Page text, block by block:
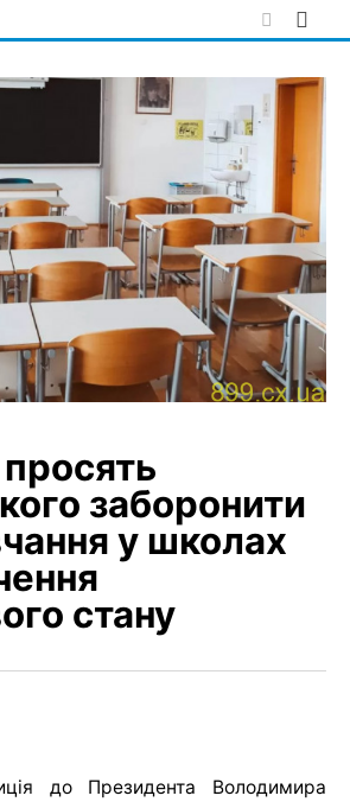
просять
заборонити
у школах
стану
до Президента Володимира